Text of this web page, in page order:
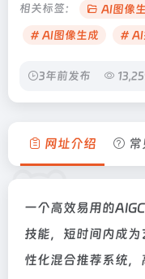
相关标签： AI图像
# AI图像生成
# AI
3年前发布
网址介绍
一个高效易用的
技能，短时间内成
性化混合推荐系统，